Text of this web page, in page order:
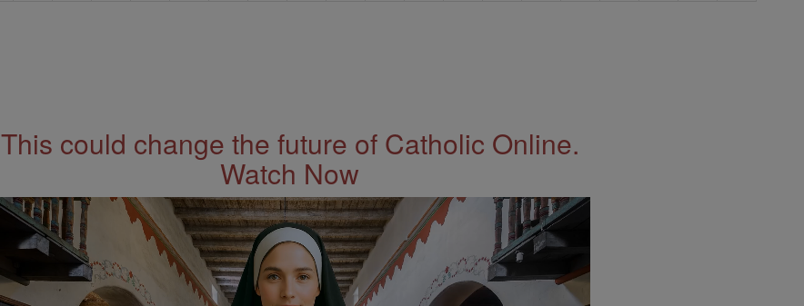
This could change the future of Catholic Online.
Watch Now